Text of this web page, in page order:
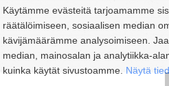
Käytämme evästeitä tarjoamamme
räätälöimiseen, sosiaalisen median
kävijämäärämme analysoimiseen.
median, mainosalan ja analytiikka-
kuinka käytät sivustoamme. Näytä